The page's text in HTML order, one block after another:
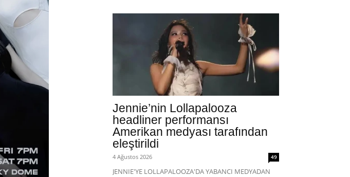
Jennie’nin Lollapalooza
headliner performansı
Amerikan medyası tarafından
eleştirildi
4 Ağustos 2026 49
JENNIE'YE LOLLAPALOOZA'DA YABANCI MEDYADAN